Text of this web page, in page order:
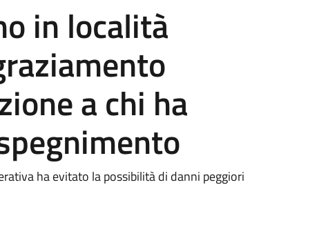
in località
a chi ha
ha evitato la possibilità di danni peggiori